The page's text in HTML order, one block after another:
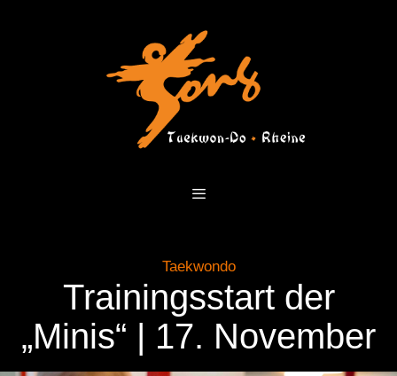
Taekwondo
Trainingsstart der
„Minis“ | 17. November